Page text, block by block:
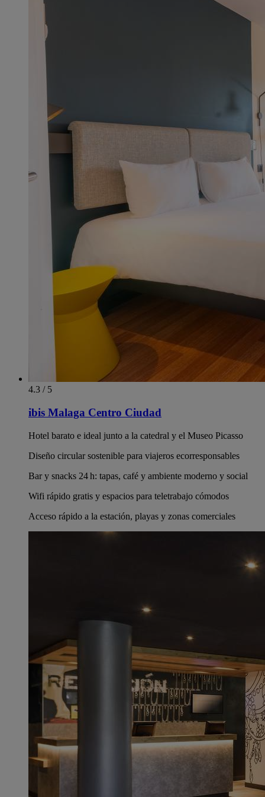
4.3 / 5
ibis Malaga Centro Ciudad
Hotel barato e ideal junto a la catedral y el Museo Picasso
Diseño circular sostenible para viajeros ecorresponsables
Bar y snacks 24 h: tapas, café y ambiente moderno y social
Wifi rápido gratis y espacios para teletrabajo cómodos
Acceso rápido a la estación, playas y zonas comerciales